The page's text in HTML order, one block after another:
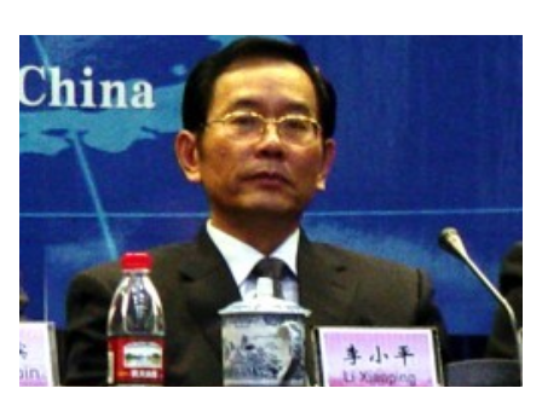
陸珠算界目前唯一具有博士學位的研究員。 中國傳統數學有實用
性、構造性、演算法化和機械化等特點，但未嚴格按照公理化數學
的思想方法進行..